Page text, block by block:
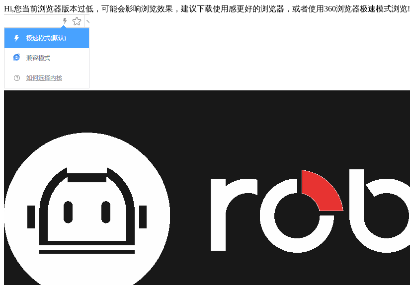
Hi,您当前浏览器版本过低，可能会影响浏览效果，建议下载使用感更好的浏览器，或者使用360浏览器极速模式浏览!